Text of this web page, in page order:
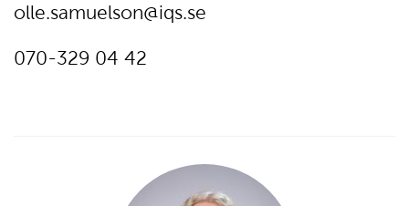
E-post:
olle.samuelson@iqs.se
Telefon:
Ring
070-329 04 42